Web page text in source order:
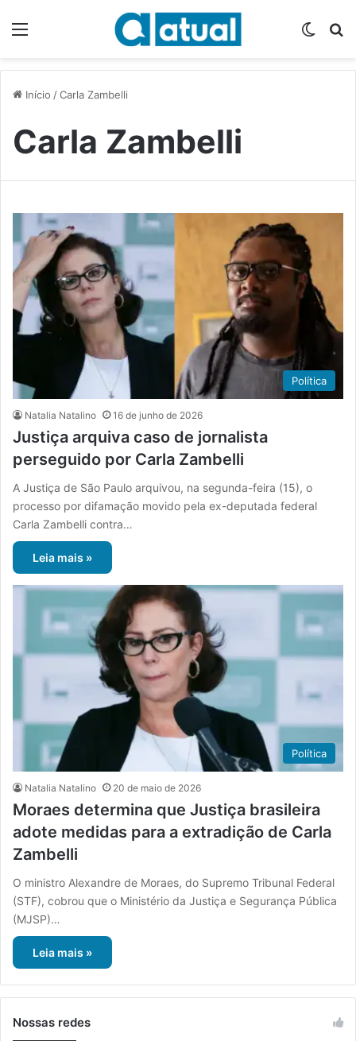
Início /Carla Zambelli
Carla Zambelli
Política
Natalia Natalino 16 de junho de 2026
Justiça arquiva caso de jornalista
perseguido por Carla Zambelli
A Justiça de São Paulo arquivou, na segunda-feira (15), o
processo por difamação movido pela ex-deputada federal
Carla Zambelli contra…
Leia mais »
Política
Natalia Natalino 20 de maio de 2026
Moraes determina que Justiça brasileira
adote medidas para a extradição de Carla
Zambelli
O ministro Alexandre de Moraes, do Supremo Tribunal Federal
(STF), cobrou que o Ministério da Justiça e Segurança Pública
(MJSP)…
Leia mais »
Nossas redes